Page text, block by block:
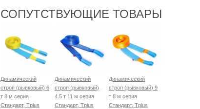
СОПУТСТВУЮЩИЕ ТОВАРЫ
Динамический
строп (рывковый) 6
т 8 м серия
Стандарт, Tplus
Динамический
строп (рывковый)
4.5 т 11 м серия
Стандарт, Tplus
Динамический
строп (рывковый) 9
т 8 м серия
Стандарт, Tplus